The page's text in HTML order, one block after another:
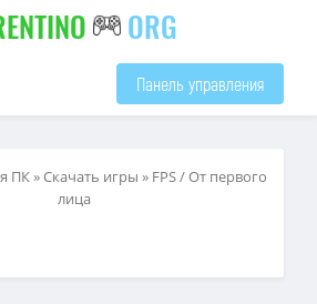
ORG
Панель управления
ПК»Скачать игры » FPS / От первого
лица